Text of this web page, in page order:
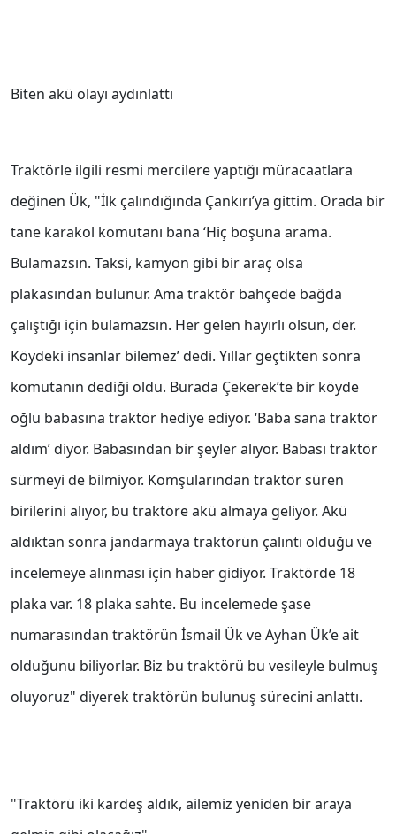
Biten akü olayı aydınlattı
Traktörle ilgili resmi mercilere yaptığı müracaatlara
değinen Ük, "İlk çalındığında Çankırı’ya gittim. Orada bir
tane karakol komutanı bana ‘Hiç boşuna arama.
Bulamazsın. Taksi, kamyon gibi bir araç olsa
plakasından bulunur. Ama traktör bahçede bağda
çalıştığı için bulamazsın. Her gelen hayırlı olsun, der.
Köydeki insanlar bilemez’ dedi. Yıllar geçtikten sonra
komutanın dediği oldu. Burada Çekerek’te bir köyde
oğlu babasına traktör hediye ediyor. ‘Baba sana traktör
aldım’ diyor. Babasından bir şeyler alıyor. Babası traktör
sürmeyi de bilmiyor. Komşularından traktör süren
birilerini alıyor, bu traktöre akü almaya geliyor. Akü
aldıktan sonra jandarmaya traktörün çalıntı olduğu ve
incelemeye alınması için haber gidiyor. Traktörde 18
plaka var. 18 plaka sahte. Bu incelemede şase
numarasından traktörün İsmail Ük ve Ayhan Ük’e ait
olduğunu biliyorlar. Biz bu traktörü bu vesileyle bulmuş
oluyoruz" diyerek traktörün bulunuş sürecini anlattı.
"Traktörü iki kardeş aldık, ailemiz yeniden bir araya